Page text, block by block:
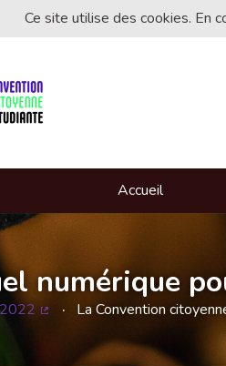
Ce site utilise des cookies. En
Accueil
numérique
La Convention